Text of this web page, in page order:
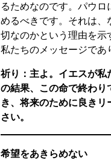
るためなのです。パウ
めるべきです。それは、
切なのかという理由を示
私たちのメッセージであ
祈り：主よ。イエスが私
の結果、この命で終わり
き、将来のために良き
さい。
希望をあきらめない